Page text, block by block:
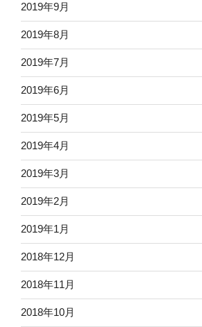
2019年9月
2019年8月
2019年7月
2019年6月
2019年5月
2019年4月
2019年3月
2019年2月
2019年1月
2018年12月
2018年11月
2018年10月